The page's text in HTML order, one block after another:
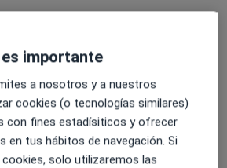
Baeza
importante
a nosotros y a nuestros
cookies (o tecnologías similares)
con fines estadísiticos y ofrecer
en tus hábitos de navegación. Si
solo utilizaremos las